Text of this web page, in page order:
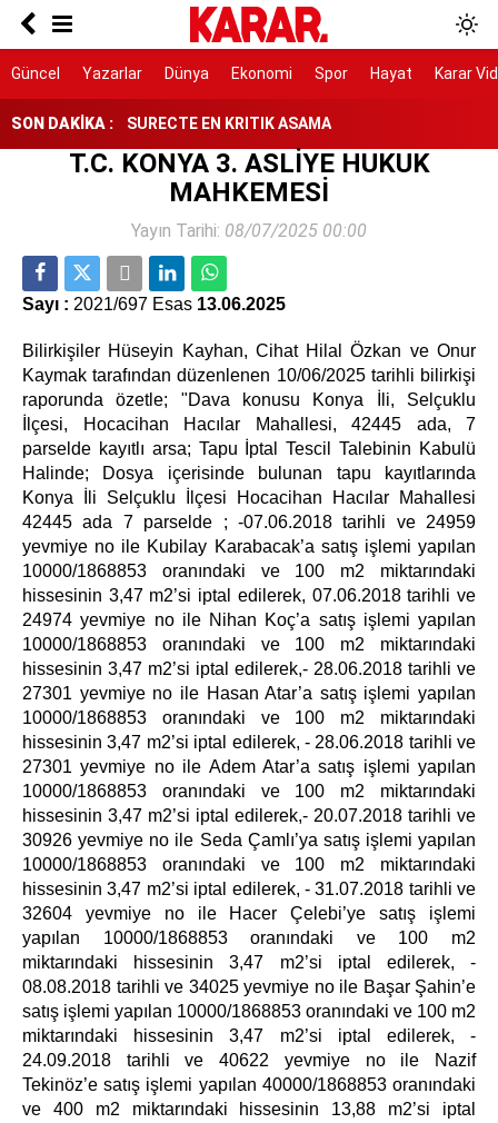
Güncel Yazarlar Dünya Ekonomi Spor Hayat Karar
SON DAKİKA :
Kendisinin çayını dahi içmedim
Ayrımcılığı hak etmedik
SURECTE EN KRITIK ASAMA
91 yaşındaki kadın yanarak hayatını kaybetti
Belediye kursunda öğrendiği meslekle evini
atölyeye dönüştürdü
Gazi ve şehit yakınlarına ilişkin teklif kabul
edildi
T.C. KONYA 3. ASLİYE HUKUK
MAHKEMESİ
Yayın Tarihi: 08/07/2025 00:00
Sayı : 2021/697 Esas 13.06.2025
Bilirkişiler Hüseyin Kayhan, Cihat Hilal Özkan ve Onur
Kaymak tarafından düzenlenen 10/06/2025 tarihli bilirkişi
raporunda özetle; "Dava konusu Konya İli, Selçuklu
İlçesi, Hocacihan Hacılar Mahallesi, 42445 ada, 7
parselde kayıtlı arsa; Tapu İptal Tescil Talebinin Kabulü
Halinde; Dosya içerisinde bulunan tapu kayıtlarında
Konya İli Selçuklu İlçesi Hocacihan Hacılar Mahallesi
42445 ada 7 parselde ; -07.06.2018 tarihli ve 24959
yevmiye no ile Kubilay Karabacak’a satış işlemi yapılan
10000/1868853 oranındaki ve 100 m2 miktarındaki
hissesinin 3,47 m2’si iptal edilerek, 07.06.2018 tarihli ve
24974 yevmiye no ile Nihan Koç’a satış işlemi yapılan
10000/1868853 oranındaki ve 100 m2 miktarındaki
hissesinin 3,47 m2’si iptal edilerek,- 28.06.2018 tarihli ve
27301 yevmiye no ile Hasan Atar’a satış işlemi yapılan
10000/1868853 oranındaki ve 100 m2 miktarındaki
hissesinin 3,47 m2’si iptal edilerek, - 28.06.2018 tarihli ve
27301 yevmiye no ile Adem Atar’a satış işlemi yapılan
10000/1868853 oranındaki ve 100 m2 miktarındaki
hissesinin 3,47 m2’si iptal edilerek,- 20.07.2018 tarihli ve
30926 yevmiye no ile Seda Çamlı’ya satış işlemi yapılan
10000/1868853 oranındaki ve 100 m2 miktarındaki
hissesinin 3,47 m2’si iptal edilerek, - 31.07.2018 tarihli ve
32604 yevmiye no ile Hacer Çelebi’ye satış işlemi
yapılan 10000/1868853 oranındaki ve 100 m2
miktarındaki hissesinin 3,47 m2’si iptal edilerek, -
08.08.2018 tarihli ve 34025 yevmiye no ile Başar Şahin’e
satış işlemi yapılan 10000/1868853 oranındaki ve 100 m2
miktarındaki hissesinin 3,47 m2’si iptal edilerek, -
24.09.2018 tarihli ve 40622 yevmiye no ile Nazif
Tekinöz’e satış işlemi yapılan 40000/1868853 oranındaki
ve 400 m2 miktarındaki hissesinin 13,88 m2’si iptal